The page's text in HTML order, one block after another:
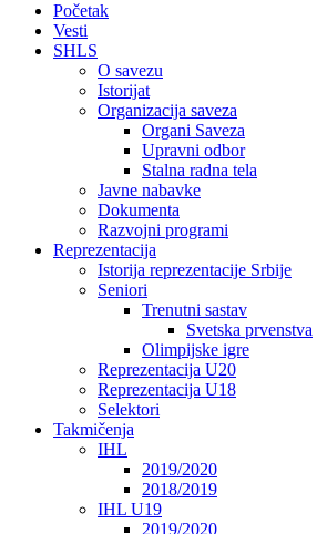
Početak
Vesti
SHLS
O savezu
Istorijat
Organizacija saveza
Organi Saveza
Upravni odbor
Stalna radna tela
Javne nabavke
Dokumenta
Razvojni programi
Reprezentacija
Istorija reprezentacije Srbije
Seniori
Trenutni sastav
Svetska prvenstva
Olimpijske igre
Reprezentacija U20
Reprezentacija U18
Selektori
Takmičenja
IHL
2019/2020
2018/2019
IHL U19
2019/2020